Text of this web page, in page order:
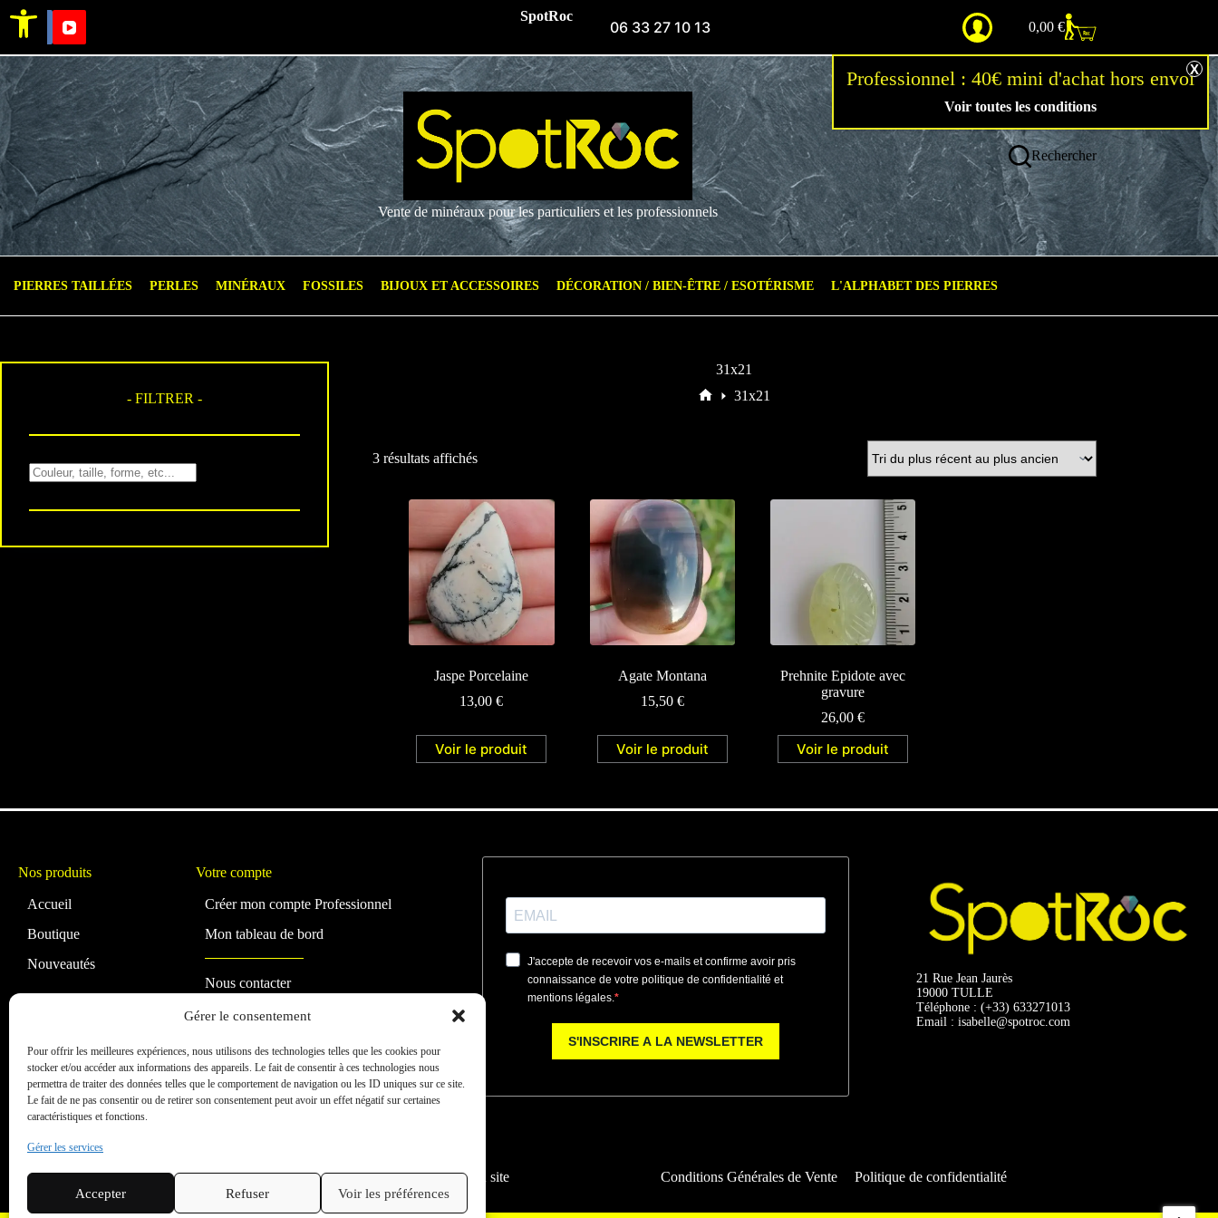
Ouvrir la barre d’outils
Gérer le consentement
Pour offrir les meilleures expériences, nous utilisons des technologies telles que les cookies pour
stocker et/ou accéder aux informations des appareils. Le fait de consentir à ces technologies nous
permettra de traiter des données telles que le comportement de navigation ou les ID uniques sur ce site.
Le fait de ne pas consentir ou de retirer son consentement peut avoir un effet négatif sur certaines
caractéristiques et fonctions.
Gérer les services
Accepter Refuser Voir les préférences
SpotRoc
06 33 27 10 13 0,00 €
Vente de minéraux pour les particuliers et les professionnels
Rechercher
PIERRES TAILLÉES PERLES MINÉRAUX FOSSILES BIJOUX ET ACCESSOIRES DÉCORATION / BIEN-ÊTRE / ESOTÉRISME L'ALPHABET DES PIERRES
31x21
31x21
3 résultats affichés
Jaspe Porcelaine
13,00€
Voir le produit
Agate Montana
15,50 €
Voir le produit
Prehnite Epidote avec
gravure
26,00€
Voir le produit
- FILTRER -
Nos produits
Accueil
Boutique
Nouveautés
Votre compte
Créer mon compte Professionnel
Mon tableau de bord
Nous contacter
A propos de SpotRoc
21 Rue Jean Jaurès
19000 TULLE
Téléphone : (+33) 633271013
Email : isabelle@spotroc.com
Mentions légales Politique de cookies Plan du site Conditions Générales de Vente Politique de confidentialité
Voir toutes les conditions